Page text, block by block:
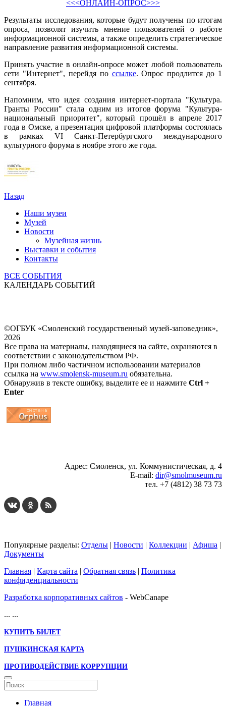
<<<ОНЛАЙН-ОПРОС>>>
Результаты исследования, которые будут получены по итогам
опроса, позволят изучить мнение пользователей о работе
информационной системы, а также определить стратегическое
направление развития информационной системы.
Принять участие в онлайн-опросе может любой пользователь
сети "Интернет", перейдя по ссылке. Опрос продлится до 1
сентября.
Напомним, что идея создания интернет-портала "Культура.
Гранты России" стала одним из итогов форума "Культура-
национальный приоритет", который прошёл в апреле 2017
года в Омске, а презентация цифровой платформы состоялась
в рамках VI Санкт-Петербургского международного
культурного форума в ноябре этого же года.
Назад
Наши музеи
Музей
Новости
Музейная жизнь
Выставки и события
Контакты
ВСЕ СОБЫТИЯ
КАЛЕНДАРЬ СОБЫТИЙ
©ОГБУК «Смоленский государственный музей-заповедник»,
2026
Все права на материалы, находящиеся на сайте, охраняются в
соответствии с законодательством РФ.
При полном либо частичном использовании материалов
ссылка на www.smolensk-museum.ru обязательна.
Обнаружив в тексте ошибку, выделите ее и нажмите Ctrl +
Enter
Адрес: Смоленск, ул. Коммунистическая, д. 4
E-mail: dir@smolmuseum.ru
тел. +7 (4812) 38 73 73
Популярные разделы: Отделы | Новости | Коллекции | Афиша |
Документы
Главная | Карта сайта | Обратная связь | Политика
конфиденциальности
Разработка корпоративных сайтов - WebCanape
... ...
КУПИТЬ БИЛЕТ
ПУШКИНСКАЯ КАРТА
ПРОТИВОДЕЙСТВИЕ КОРРУПЦИИ
Главная